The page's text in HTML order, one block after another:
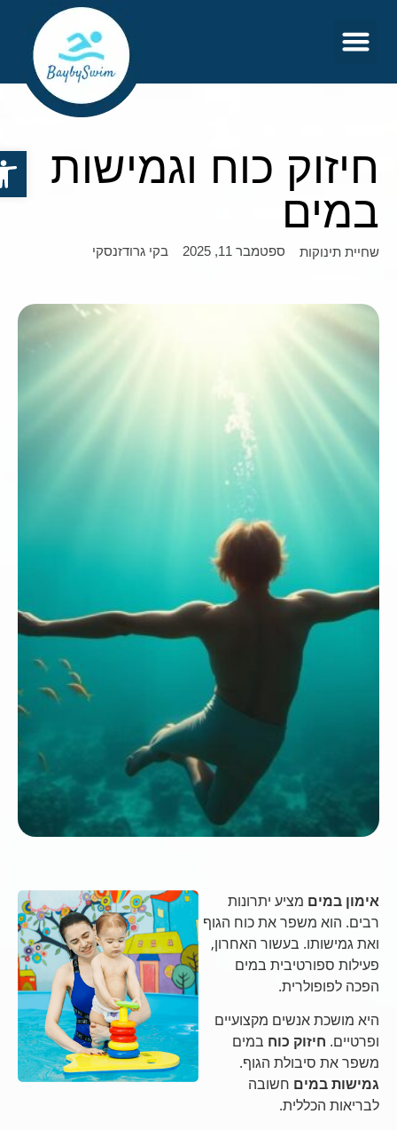
חיזוק כוח וגמישות
במים
שחיית תינוקות ספטמבר 11, 2025 בקי גרודזנסקי
אימון במיםמציע יתרונות
רבים. הוא משפר את כוח הגוף
ואת גמישותו. בעשור האחרון,
פעילות ספורטיבית במים
הפכה לפופולרית.
היא מושכת אנשים מקצועיים
ופרטיים.חיזוק כוחבמים
משפר את סיבולת הגוף.
גמישות במיםחשובה
לבריאות הכללית.
פתח